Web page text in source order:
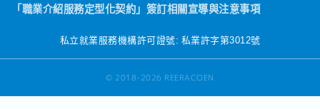
「職業介紹服務定型化契約」簽訂相關宣導與注意事項
私立就業服務機構許可證號: 私業許字第3012號
© 2018-2026 REERACOEN